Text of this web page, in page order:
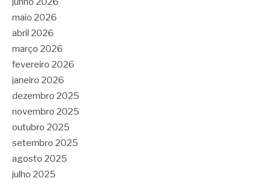
maio 2026
abril 2026
março 2026
fevereiro 2026
janeiro 2026
dezembro 2025
novembro 2025
outubro 2025
setembro 2025
agosto 2025
julho 2025